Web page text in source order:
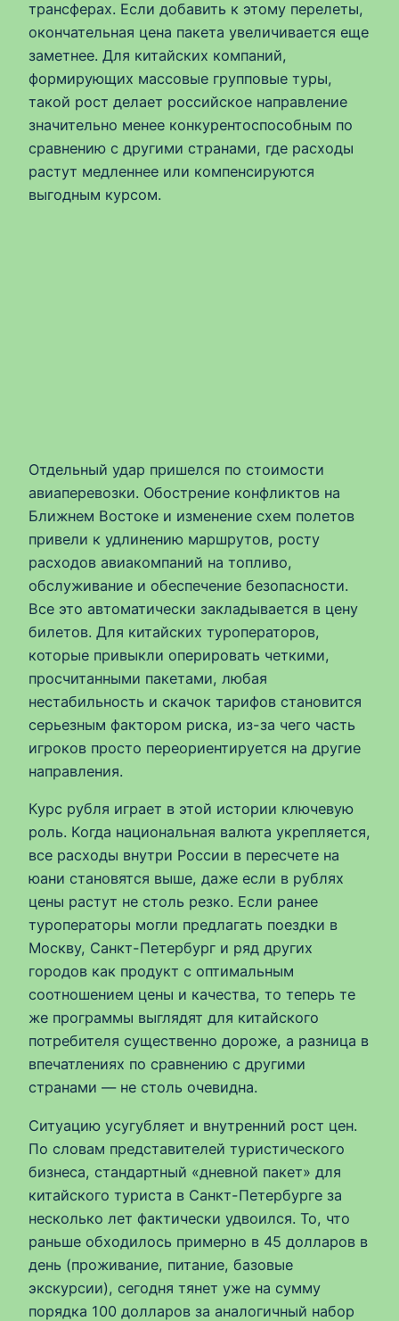
трансферах. Если добавить к этому перелеты,
окончательная цена пакета увеличивается еще
заметнее. Для китайских компаний,
формирующих массовые групповые туры,
такой рост делает российское направление
значительно менее конкурентоспособным по
сравнению с другими странами, где расходы
растут медленнее или компенсируются
выгодным курсом.
Отдельный удар пришелся по стоимости
авиаперевозки. Обострение конфликтов на
Ближнем Востоке и изменение схем полетов
привели к удлинению маршрутов, росту
расходов авиакомпаний на топливо,
обслуживание и обеспечение безопасности.
Все это автоматически закладывается в цену
билетов. Для китайских туроператоров,
которые привыкли оперировать четкими,
просчитанными пакетами, любая
нестабильность и скачок тарифов становится
серьезным фактором риска, из-за чего часть
игроков просто переориентируется на другие
направления.
Курс рубля играет в этой истории ключевую
роль. Когда национальная валюта укрепляется,
все расходы внутри России в пересчете на
юани становятся выше, даже если в рублях
цены растут не столь резко. Если ранее
туроператоры могли предлагать поездки в
Москву, Санкт-Петербург и ряд других
городов как продукт с оптимальным
соотношением цены и качества, то теперь те
же программы выглядят для китайского
потребителя существенно дороже, а разница в
впечатлениях по сравнению с другими
странами — не столь очевидна.
Ситуацию усугубляет и внутренний рост цен.
По словам представителей туристического
бизнеса, стандартный «дневной пакет» для
китайского туриста в Санкт-Петербурге за
несколько лет фактически удвоился. То, что
раньше обходилось примерно в 45 долларов в
день (проживание, питание, базовые
экскурсии), сегодня тянет уже на сумму
порядка 100 долларов за аналогичный набор